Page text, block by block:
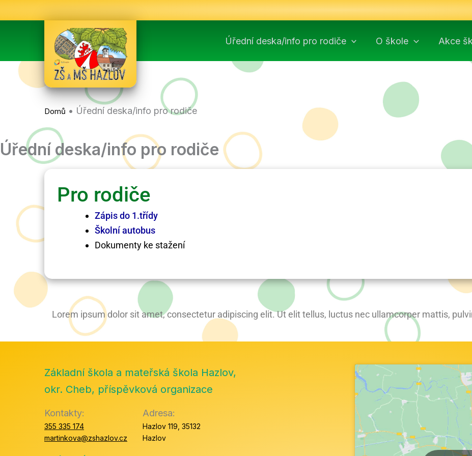
na
Úřední deska/info pro rodiče O škole Akce
Domů • Úřední deska/info pro rodiče
Úřední deska/info pro rodiče
Pro rodiče
Zápis do 1.třídy
Školní autobus
Dokumenty ke stažení
Lorem ipsum dolor sit amet, consectetur adipiscing elit. Ut elit tellus, luctus nec ullamcorper mattis,
Základní škola a mateřská škola Hazlov,
okr. Cheb, příspěvková organizace
Kontakty:
355 335 174
martinkova@zshazlov.cz
Adresa:
Hazlov 119, 35132
Hazlov